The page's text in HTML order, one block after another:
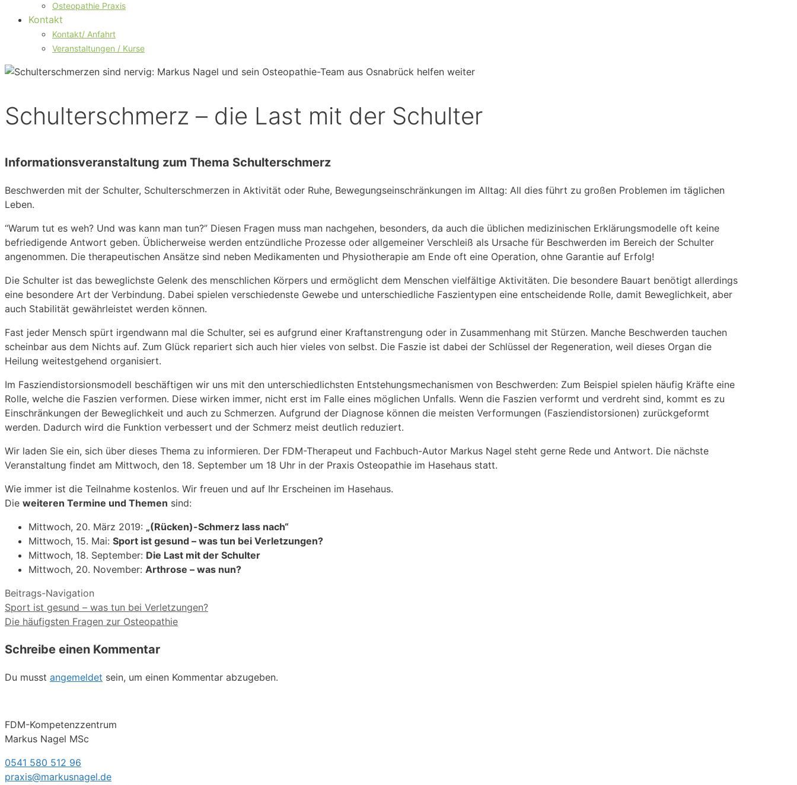
Osteopathie Praxis
Kontakt
Kontakt/ Anfahrt
Veranstaltungen / Kurse
Schulterschmerz – die Last mit der Schulter
Informationsveranstaltung zum Thema Schulterschmerz
Beschwerden mit der Schulter, Schulterschmerzen in Aktivität oder Ruhe, Bewegungseinschränkungen im Alltag: All dies führt zu großen Problemen im täglichen
Leben.
“Warum tut es weh? Und was kann man tun?” Diesen Fragen muss man nachgehen, besonders, da auch die üblichen medizinischen Erklärungsmodelle oft keine
befriedigende Antwort geben. Üblicherweise werden entzündliche Prozesse oder allgemeiner Verschleiß als Ursache für Beschwerden im Bereich der Schulter
angenommen. Die therapeutischen Ansätze sind neben Medikamenten und Physiotherapie am Ende oft eine Operation, ohne Garantie auf Erfolg!
Die Schulter ist das beweglichste Gelenk des menschlichen Körpers und ermöglicht dem Menschen vielfältige Aktivitäten. Die besondere Bauart benötigt allerdings
eine besondere Art der Verbindung. Dabei spielen verschiedenste Gewebe und unterschiedliche Faszientypen eine entscheidende Rolle, damit Beweglichkeit, aber
auch Stabilität gewährleistet werden können.
Fast jeder Mensch spürt irgendwann mal die Schulter, sei es aufgrund einer Kraftanstrengung oder in Zusammenhang mit Stürzen. Manche Beschwerden tauchen
scheinbar aus dem Nichts auf. Zum Glück repariert sich auch hier vieles von selbst. Die Faszie ist dabei der Schlüssel der Regeneration, weil dieses Organ die
Heilung weitestgehend organisiert.
Im Fasziendistorsionsmodell beschäftigen wir uns mit den unterschiedlichsten Entstehungsmechanismen von Beschwerden: Zum Beispiel spielen häufig Kräfte eine
Rolle, welche die Faszien verformen. Diese wirken immer, nicht erst im Falle eines möglichen Unfalls. Wenn die Faszien verformt und verdreht sind, kommt es zu
Einschränkungen der Beweglichkeit und auch zu Schmerzen. Aufgrund der Diagnose können die meisten Verformungen (Fasziendistorsionen) zurückgeformt
werden. Dadurch wird die Funktion verbessert und der Schmerz meist deutlich reduziert.
Wir laden Sie ein, sich über dieses Thema zu informieren. Der FDM-Therapeut und Fachbuch-Autor Markus Nagel steht gerne Rede und Antwort. Die nächste
Veranstaltung findet am Mittwoch, den 18. September um 18 Uhr in der Praxis Osteopathie im Hasehaus statt.
Wie immer ist die Teilnahme kostenlos. Wir freuen und auf Ihr Erscheinen im Hasehaus.
Die weiteren Termine und Themen sind:
Mittwoch, 20. März 2019: „(Rücken)-Schmerz lass nach“
Mittwoch, 15. Mai: Sport ist gesund – was tun bei Verletzungen?
Mittwoch, 18. September: Die Last mit der Schulter
Mittwoch, 20. November: Arthrose – was nun?
Beitrags-Navigation
Sport ist gesund – was tun bei Verletzungen?
Die häufigsten Fragen zur Osteopathie
Schreibe einen Kommentar
Du musst angemeldet sein, um einen Kommentar abzugeben.
FDM-Kompetenzzentrum
Markus Nagel MSc
0541 580 512 96
praxis@markusnagel.de